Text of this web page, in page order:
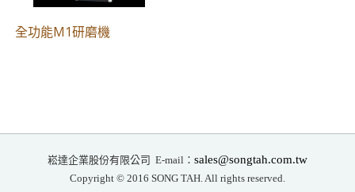
全功能M1研磨機
崧達企業股份有限公司 E-mail： sales@songtah.com.tw
Copyright © 2016 SONG TAH. All rights reserved.